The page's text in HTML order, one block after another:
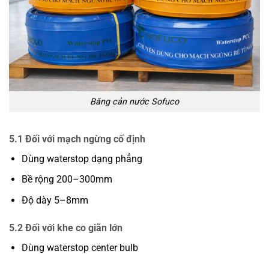
Băng cản nước Sofuco
5.1 Đối với mạch ngừng cố định
Dùng waterstop dạng phẳng
Bề rộng 200–300mm
Độ dày 5–8mm
5.2 Đối với khe co giãn lớn
Dùng waterstop center bulb